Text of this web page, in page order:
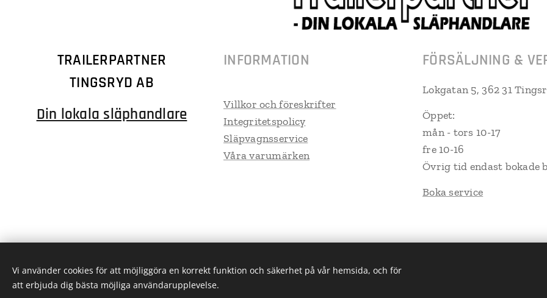
TRAILERPARTNER
TINGSRYD AB
Din lokala släphandlare
INFORMATION
Villkor och föreskrifter
Integritetspolicy
Släpvagnsservice
Våra varumärken
FÖRSÄLJNING &
Lokgatan 5, 362 31
Öppet:
mån - tors 10-17
fre 10-16
Övrig tid endast bokade
Boka service
Vi använder cookies för att möjliggöra en korrekt funktion och säkerhet på vår hemsida, och för
att erbjuda dig bästa möjliga användarupplevelse.